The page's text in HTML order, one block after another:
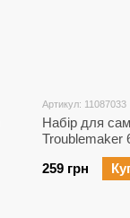
Артикул: 11087033
Набір для
Troublemaker
259 грн